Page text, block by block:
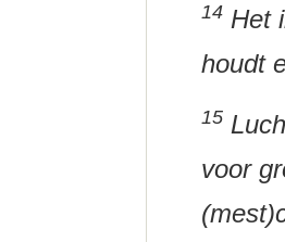
14 Het
houdt
15
voor